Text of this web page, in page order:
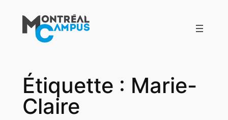
contenu
Étiquette : Marie-
Claire